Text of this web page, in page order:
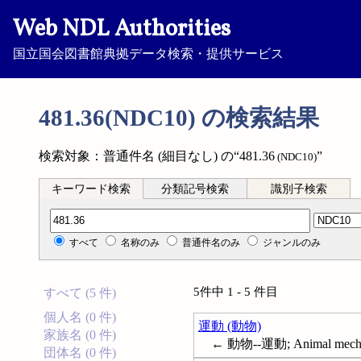
Web NDL Authorities
国立国会図書館典拠データ検索・提供サービス
481.36(NDC10) の検索結果
検索対象：普通件名 (細目なし) の“481.36 (NDC10)”
キーワード検索 分類記号検索 識別子検索
分類記号検索
すべて 名称のみ 普通件名のみ ジャンルのみ
すべて (5 件)
個人名 (0 件)
家族名 (0 件)
団体名 (0 件)
5件中 1 - 5 件目
運動 (動物)
← 動物--運動; Animal